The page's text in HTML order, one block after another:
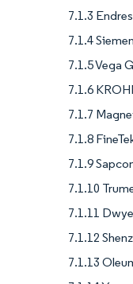
7.1.3
7.1.4
7.1.5 Vega
7.1.6
7.1.7
7.1.8
7.1.9
7.1.10
7.1.11
7.1.12
7.1.13